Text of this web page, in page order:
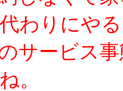
わりにや
サービス
。